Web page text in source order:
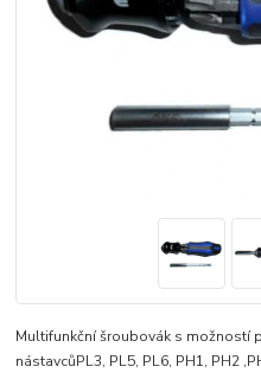
Multifunkční šroubovák s
nástavcůPL3, PL5, PL6, PH1, PH2